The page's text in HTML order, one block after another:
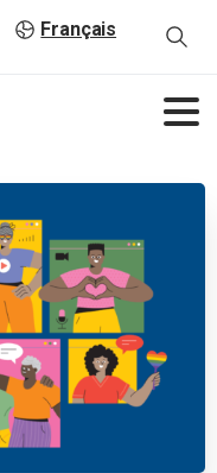
Français